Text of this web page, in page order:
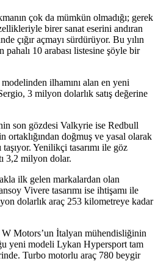
çok da mümkün olmadığı; gerek
birer sanat eserini andıran
çığır açmayı sürdürüyor. Bu yılın
pahalı 10 arabası listesine şöyle bir
ilhamını alan en yeni
3 milyon dolarlık satış değerine
son gözdesi Valkyrie ise Redbull
ortaklığından doğmuş ve yasal olarak
taşıyor. Yenilikçi tasarımı ile göz
3,2 milyon dolar.
ilk gelen markalardan olan
Vivere tasarımı ise ihtişamı ile
dolarlık araç 253 kilometreye kadar
Motors’un İtalyan mühendisliğinin
yeni modeli Lykan Hypersport tam
Turbo motorlu araç 780 beygir